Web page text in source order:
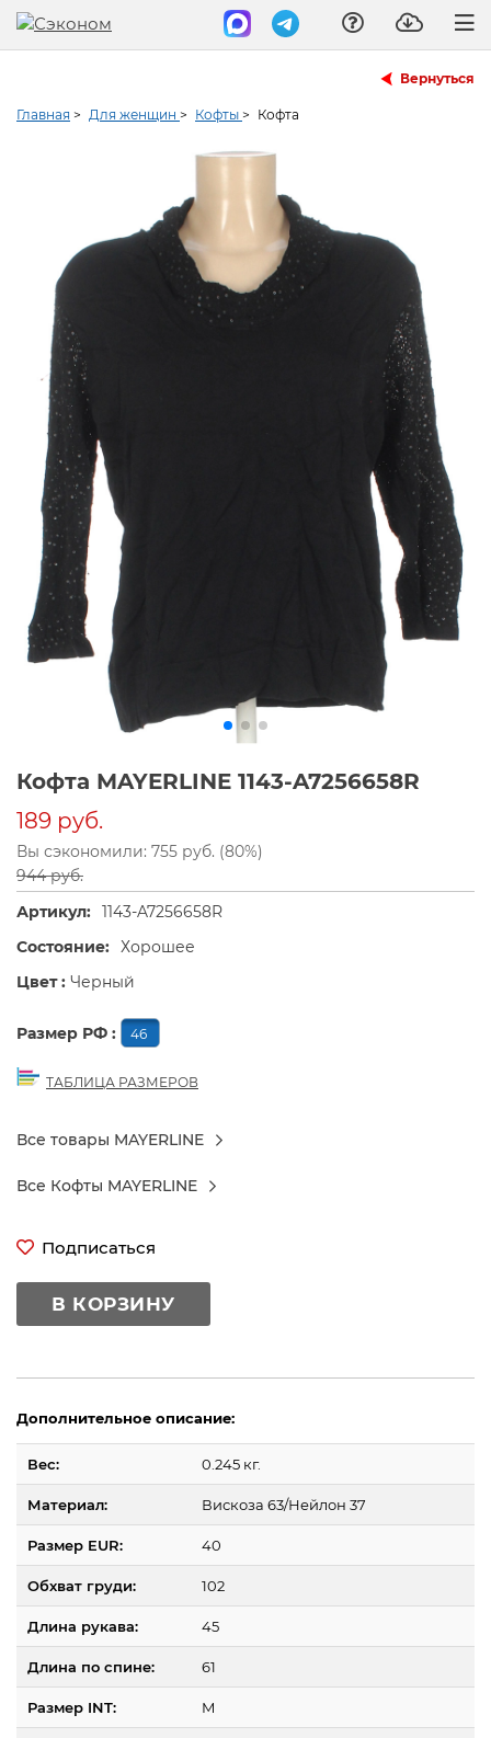
Вернуться
Главная > Для женщин > Кофты > Кофта
Кофта MAYERLINE 1143-A7256658R
189 руб.
Вы сэкономили: 755 руб. (80%)
944 руб.
Артикул: 1143-A7256658R
Состояние: Хорошее
Цвет : Черный
Размер РФ : 46
ТАБЛИЦА РАЗМЕРОВ
Все товары MAYERLINE
Все Кофты MAYERLINE
Подписаться
В КОРЗИНУ
Дополнительное описание:
Вес: 0.245 кг.
Материал: Вискоза 63/Нейлон 37
Размер EUR: 40
Обхват груди: 102
Длина рукава: 45
Длина по спине: 61
Размер INT: M